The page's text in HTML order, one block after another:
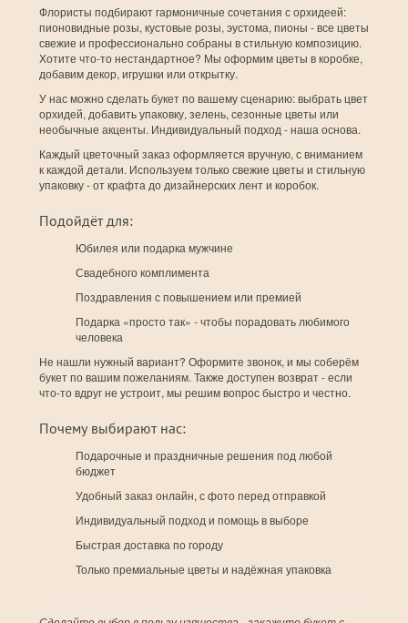
Флористы подбирают гармоничные сочетания с орхидеей:
пионовидные розы, кустовые розы, эустома, пионы - все цветы
свежие и профессионально собраны в стильную композицию.
Хотите что-то нестандартное? Мы оформим цветы в коробке,
добавим декор, игрушки или открытку.
У нас можно сделать букет по вашему сценарию: выбрать цвет
орхидей, добавить упаковку, зелень, сезонные цветы или
необычные акценты. Индивидуальный подход - наша основа.
Каждый цветочный заказ оформляется вручную, с вниманием
к каждой детали. Используем только свежие цветы и стильную
упаковку - от крафта до дизайнерских лент и коробок.
Подойдёт для:
Юбилея или подарка мужчине
Свадебного комплимента
Поздравления с повышением или премией
Подарка «просто так» - чтобы порадовать любимого
человека
Не нашли нужный вариант? Оформите звонок, и мы соберём
букет по вашим пожеланиям. Также доступен возврат - если
что-то вдруг не устроит, мы решим вопрос быстро и честно.
Почему выбирают нас:
Подарочные и праздничные решения под любой
бюджет
Удобный заказ онлайн, с фото перед отправкой
Индивидуальный подход и помощь в выборе
Быстрая доставка по городу
Только премиальные цветы и надёжная упаковка